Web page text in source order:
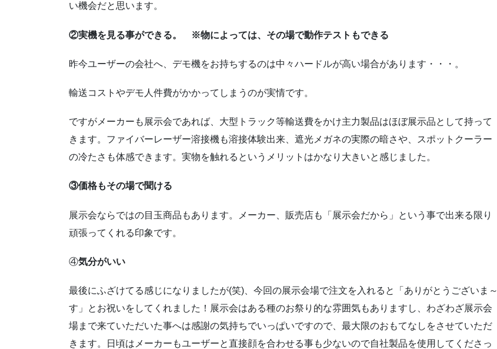
い機会だと思います。
②実機を見る事ができる。 ※物によっては、その場で動作テストもできる
昨今ユーザーの会社へ、デモ機をお持ちするのは中々ハードルが高い場合があります・・・。
輸送コストやデモ人件費がかかってしまうのが実情です。
ですがメーカーも展示会であれば、大型トラック等輸送費をかけ主力製品はほぼ展示品として持って
きます。ファイバーレーザー溶接機も溶接体験出来、遮光メガネの実際の暗さや、スポットクーラー
の冷たさも体感できます。実物を触れるというメリットはかなり大きいと感じました。
③価格もその場で聞ける
展示会ならではの目玉商品もあります。メーカー、販売店も「展示会だから」という事で出来る限り
頑張ってくれる印象です。
④気分がいい
最後にふざけてる感じになりましたが(笑)、今回の展示会場で注文を入れると「ありがとうございま～
す」とお祝いをしてくれました！展示会はある種のお祭り的な雰囲気もありますし、わざわざ展示会
場まで来ていただいた事へは感謝の気持ちでいっぱいですので、最大限のおもてなしをさせていただ
きます。日頃はメーカーもユーザーと直接顔を合わせる事も少ないので自社製品を使用してくださっ